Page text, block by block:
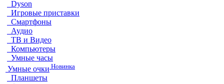
Dyson
Игровые приставки
Смартфоны
Аудио
ТВ и Видео
Компьютеры
Умные часы
Умные очки Новинка
Планшеты